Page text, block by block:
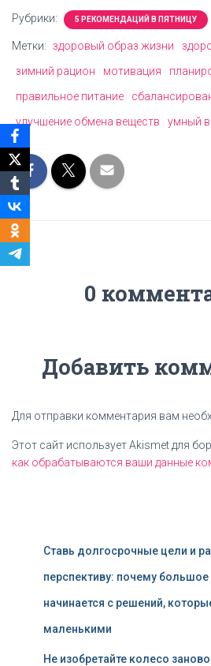
Рубрики: 5 РЕКОМЕНДАЦИЙ В ПЯТНИЦУ
Метки: здоровый образ жизни
зимний рацион
мотивация
правильное питание
улучшение обмена веществ
умный
0
Добавить
Для отправки комментария вам
Этот сайт использует Akismet для
как обрабатываются ваши данные
Ставь долгосрочные цели и
перспективу: почему
начинается с решений,
маленькими
Не изобретайте колесо